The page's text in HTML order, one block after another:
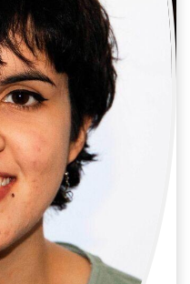
Medina
| Eléctrica
Eléctrica